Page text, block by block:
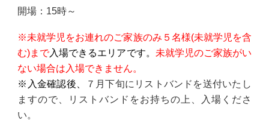
開場：15時～
※未就学児をお連れのご家族のみ５名様(未就学児を含
む)まで入場できるエリアです。 未就学児のご家族がい
ない場合は入場できません。
※入金確認後、
７月下旬にリストバンドを送付いたし
ますので、リストバンドをお持ちの上、入場くださ
い。